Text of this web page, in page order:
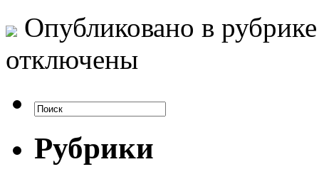
Опубликовано в
отключены
Рубрики